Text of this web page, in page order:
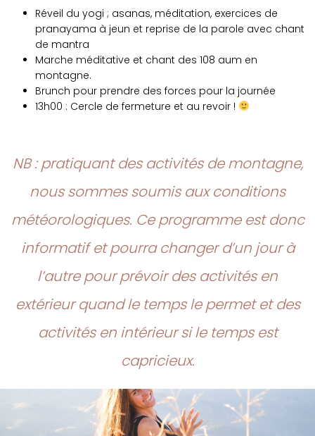
Réveil du yogi ; asanas, méditation, exercices de
pranayama à jeun et reprise de la parole avec chant
de mantra
Marche méditative et chant des 108 aum en
montagne.
Brunch pour prendre des forces pour la journée
13h00 : Cercle de fermeture et au revoir !
NB : pratiquant des activités de montagne,
nous sommes soumis aux conditions
météorologiques. Ce programme est donc
informatif et pourra changer d’un jour à
l’autre pour prévoir des activités en
extérieur quand le temps le permet et des
activités en intérieur si le temps est
capricieux.